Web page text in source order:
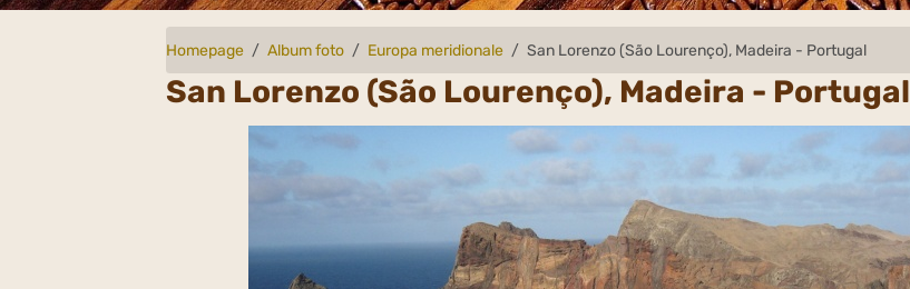
Homepage Album foto Europa meridionale San Lorenzo (São Lourenço), Madeira - Portugal
San Lorenzo (São Lourenço), Madeira - Portugal